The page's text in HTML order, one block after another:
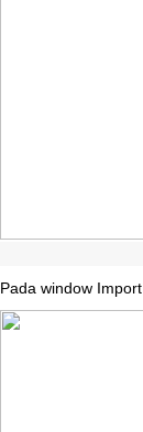
Pada window Import